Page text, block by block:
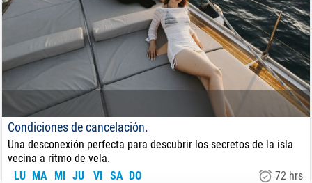
Condiciones de cancelación.
Una desconexión perfecta para descubrir los secretos de la isla
vecina a ritmo de vela.
LU MA MI JU VI SA DO 72 hrs